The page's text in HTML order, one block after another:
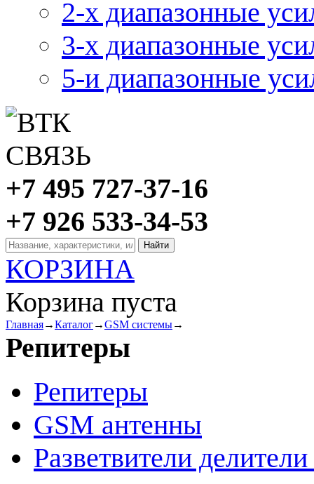
2-х диапазонные
3-х диапазонные
5-и диапазонные
+7 495 727-37-16
+7 926 533-34-53
КОРЗИНА
Корзина пуста
Главная→Каталог→GSM системы→
Репитеры
Репитеры
GSM антенны
Разветвители